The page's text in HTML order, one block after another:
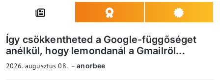
Így csökkentheted a Google-függőséget
anélkül, hogy lemondanál a Gmailről...
2026. augusztus 08. anorbee